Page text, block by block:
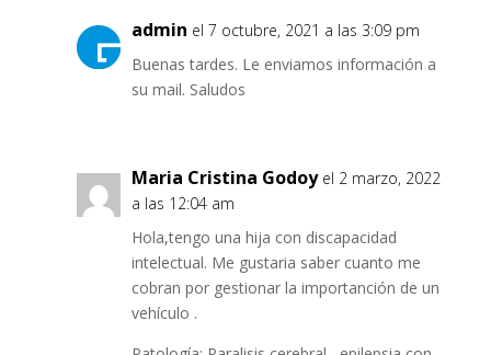
admin el 7 octubre, 2021 a las 3:09 pm
Buenas tardes. Le enviamos información a
su mail. Saludos
Maria Cristina Godoy el 2 marzo, 2022
a las 12:04 am
Hola,tengo una hija con discapacidad
intelectual. Me gustaria saber cuanto me
cobran por gestionar la importanción de un
vehículo .